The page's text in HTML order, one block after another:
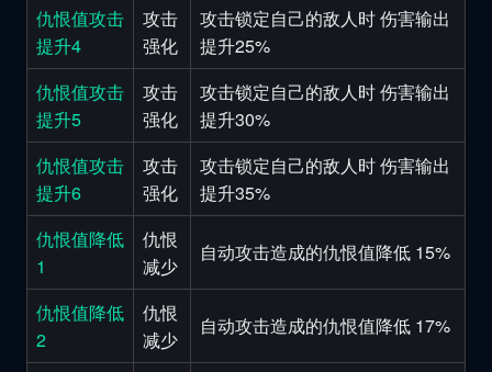
仇恨值攻击
提升4
攻击
强化
攻击锁定自己的敌人时 伤害输出
提升25%
仇恨值攻击
提升5
攻击
强化
攻击锁定自己的敌人时 伤害输出
提升30%
仇恨值攻击
提升6
攻击
强化
攻击锁定自己的敌人时 伤害输出
提升35%
仇恨值降低
1
仇恨
减少
自动攻击造成的仇恨值降低 15%
仇恨值降低
2
仇恨
减少
自动攻击造成的仇恨值降低 17%